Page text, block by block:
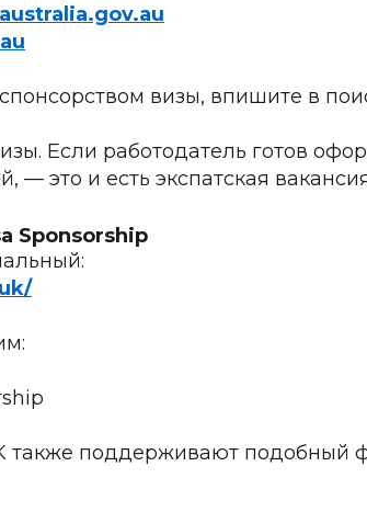
визы, впишите в
Если работодатель готов
— это и есть экспатская
Sponsorship
также поддерживают подобный